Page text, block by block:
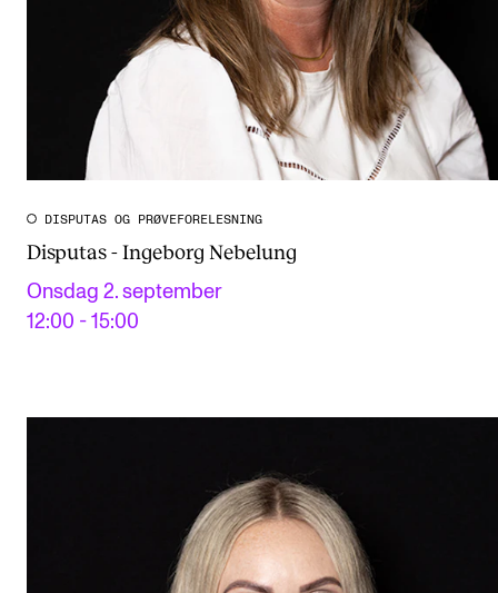
DISPUTAS OG PRØVEFORELESNING
Disputas - Ingeborg Nebelung
Onsdag 2. september
12:00 - 15:00